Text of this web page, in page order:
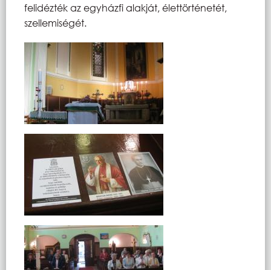
felidézték az egyházfi alakját, élettörténetét,
szellemiségét.